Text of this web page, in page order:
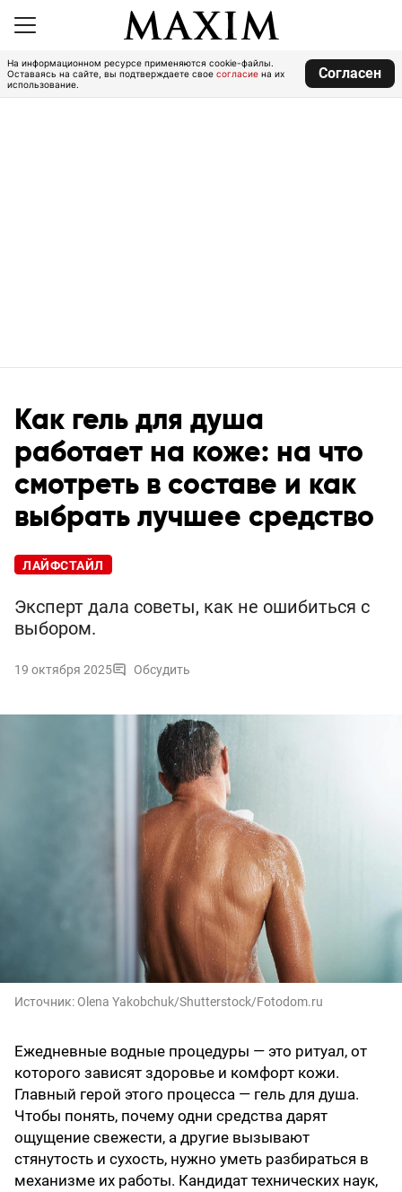
На информационном ресурсе применяются cookie-файлы.
Оставаясь на сайте, вы подтверждаете свое согласие на их
использование.
Согласен
Как гель для душа
работает на коже: на что
смотреть в составе и как
выбрать лучшее средство
ЛАЙФСТАЙЛ
Эксперт дала советы, как не ошибиться с
выбором.
19 октября 2025 Обсудить
Источник: Olena Yakobchuk/Shutterstock/Fotodom.ru
Ежедневные водные процедуры — это ритуал, от
которого зависят здоровье и комфорт кожи.
Главный герой этого процесса — гель для душа.
Чтобы понять, почему одни средства дарят
ощущение свежести, а другие вызывают
стянутость и сухость, нужно уметь разбираться в
механизме их работы. Кандидат технических наук,